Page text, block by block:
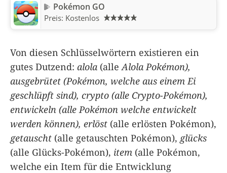
Pokémon GO
Preis: Kostenlos
Von diesen Schlüsselwörtern existieren ein
gutes Dutzend: alola (alle Alola Pokémon),
ausgebrütet (Pokémon, welche aus einem Ei
geschlüpft sind), crypto (alle Crypto-Pokémon),
entwickeln (alle Pokémon welche entwickelt
werden können), erlöst (alle erlösten Pokémon),
getauscht (alle getauschten Pokémon), glücks
(alle Glücks-Pokémon), item (alle Pokémon,
welche ein Item für die Entwicklung